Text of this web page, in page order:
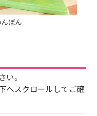
ぽん
。
へスクロールしてご確